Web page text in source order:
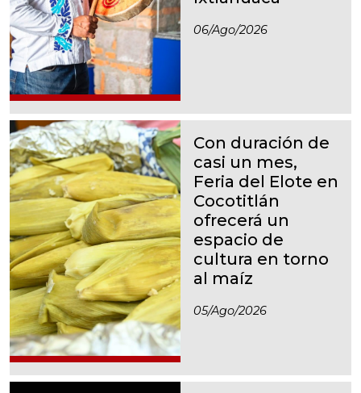
06/ago/2026
Con duración de
casi un mes,
Feria del Elote en
Cocotitlán
ofrecerá un
espacio de
cultura en torno
al maíz
05/ago/2026